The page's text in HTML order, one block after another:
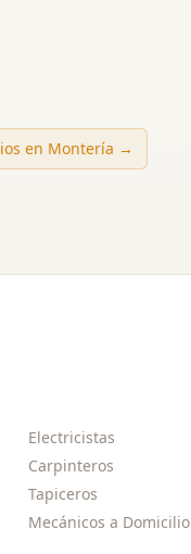
en Montería →
Electricistas
Carpinteros
Tapiceros
Mecánicos a Domicilio